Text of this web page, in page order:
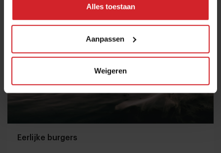
Alles toestaan
Aanpassen
Weigeren
Eerlijke burgers